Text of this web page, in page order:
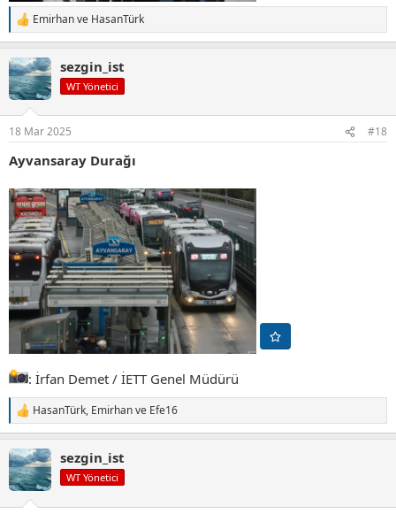
T
e
k
i
l
r
:
Emirhanve HasanTürk
sezgin_ist
WT Yönetici
18 Mar 2025 #18
Ayvansaray Durağı
: İrfan Demet / İETT Genel Müdürü
T
e
k
i
l
HasanTürk, Emirhanve Efe16
sezgin_ist
WT Yönetici